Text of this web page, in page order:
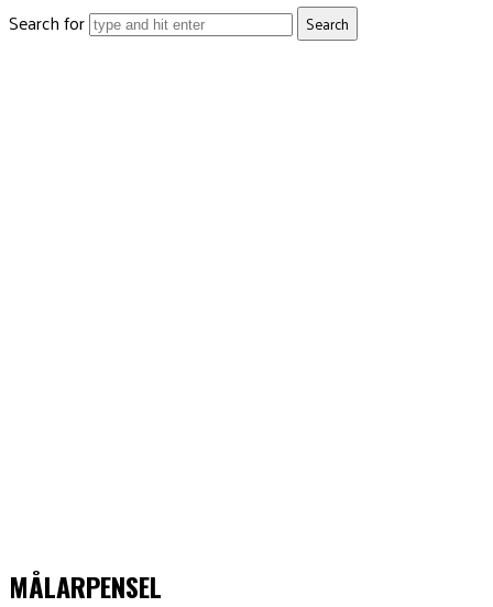
Search for
MÅLARPENSEL